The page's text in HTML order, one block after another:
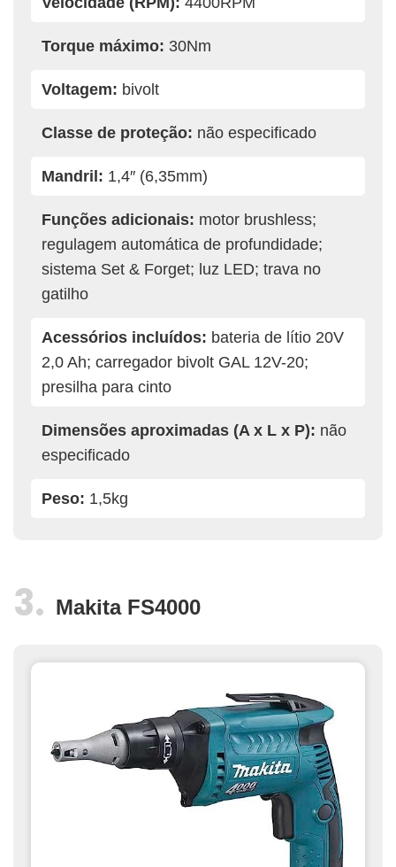
Torque máximo: 30Nm
Voltagem: bivolt
Classe de proteção: não especificado
Mandril: 1,4″ (6,35mm)
Funções adicionais: motor brushless;
regulagem automática de profundidade;
sistema Set & Forget; luz LED; trava no
gatilho
Acessórios incluídos: bateria de lítio 20V
2,0 Ah; carregador bivolt GAL 12V-20;
presilha para cinto
Dimensões aproximadas (A x L x P): não
especificado
Peso: 1,5kg
Makita FS4000